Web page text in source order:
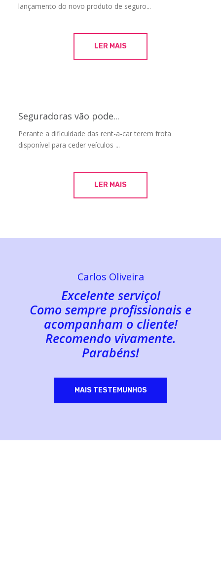
lançamento do novo produto de seguro...
LER MAIS
Seguradoras vão pode...
Perante a dificuldade das rent-a-car terem frota
disponível para ceder veículos ...
LER MAIS
Carlos Oliveira
Excelente serviço!
Como sempre profissionais e
acompanham o cliente!
Recomendo vivamente.
Parabéns!
MAIS TESTEMUNHOS